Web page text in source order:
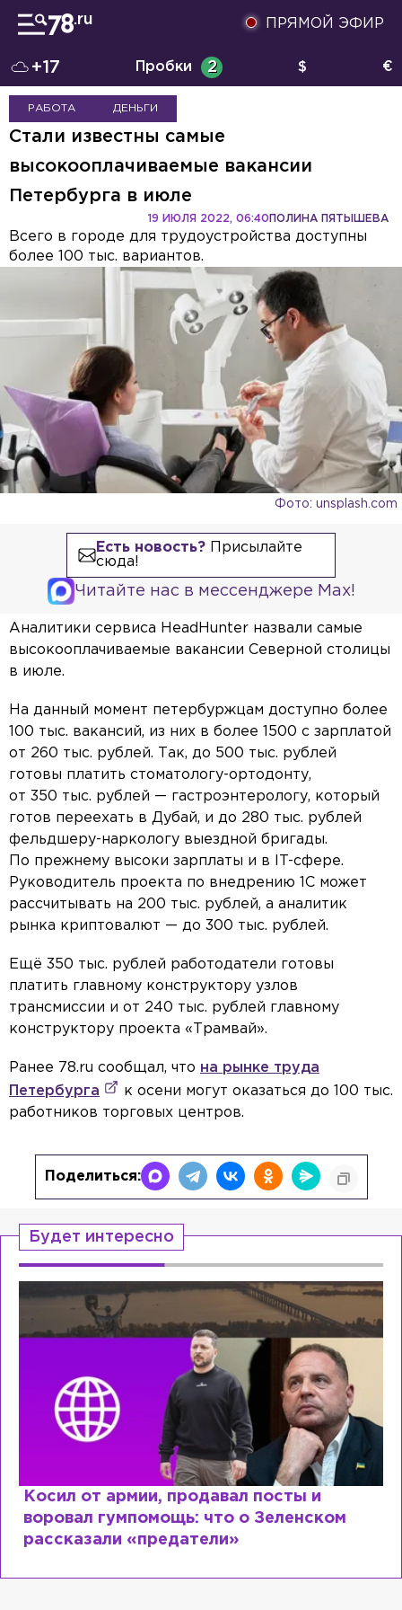
ПРЯМОЙ ЭФИР
+17 Пробки 2 $ €
РАБОТА ДЕНЬГИ
Стали известны самые
высокооплачиваемые вакансии
Петербурга в июле
ПОЛИНА ПЯТЫШЕВА
19 ИЮЛЯ 2022, 06:40
Всего в городе для трудоустройства доступны
более 100 тыс. вариантов.
Фото: unsplash.com
Есть новость?Присылайте
сюда!
Читайте нас в мессенджере Max!
Аналитики сервиса HeadHunter назвали самые
высокооплачиваемые вакансии Северной столицы
в июле.
На данный момент петербуржцам доступно более
100 тыс. вакансий, из них в более 1500 с зарплатой
от 260 тыс. рублей. Так, до 500 тыс. рублей
готовы платить стоматологу-ортодонту,
от 350 тыс. рублей — гастроэнтерологу, который
готов переехать в Дубай, и до 280 тыс. рублей
фельдшеру-наркологу выездной бригады.
По прежнему высоки зарплаты и в IT-сфере.
Руководитель проекта по внедрению 1C может
рассчитывать на 200 тыс. рублей, а аналитик
рынка криптовалют — до 300 тыс. рублей.
Ещё 350 тыс. рублей работодатели готовы
платить главному конструктору узлов
трансмиссии и от 240 тыс. рублей главному
конструктору проекта «Трамвай».
Ранее 78.ru сообщал, что на рынке труда
Петербурга
к осени могут оказаться до 100 тыс.
работников торговых центров.
Поделиться:
Будет интересно
Косил от армии, продавал посты и
воровал гумпомощь: что о Зеленском
рассказали «предатели»